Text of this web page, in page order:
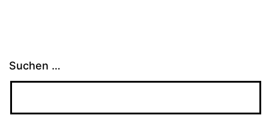
Suchen …